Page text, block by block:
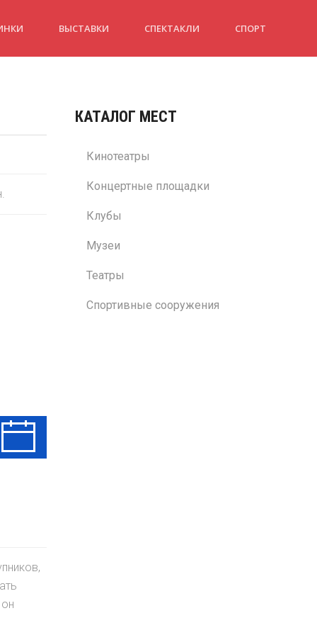
ВЫСТАВКИ СПЕКТАКЛИ СПОРТ
Чт
КАТАЛОГ МЕСТ
Кинотеатры
Концертные площадки
Клубы
Музеи
Театры
Спортивные сооружения